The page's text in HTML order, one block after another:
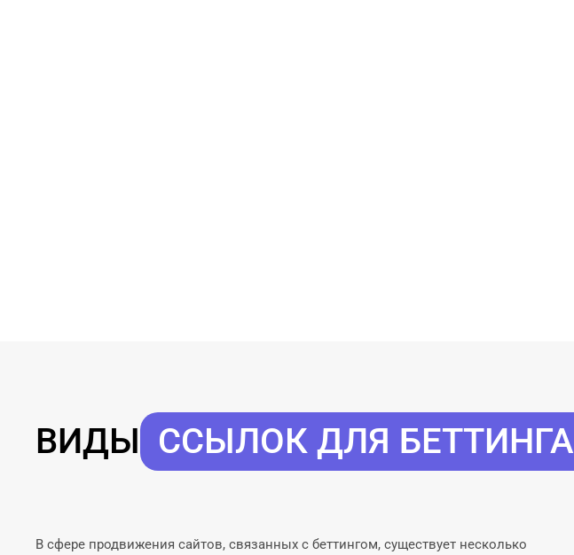
ВИДЫ ССЫЛОК ДЛЯ БЕТТИНГА
В сфере продвижения сайтов, связанных с беттингом, существует несколько